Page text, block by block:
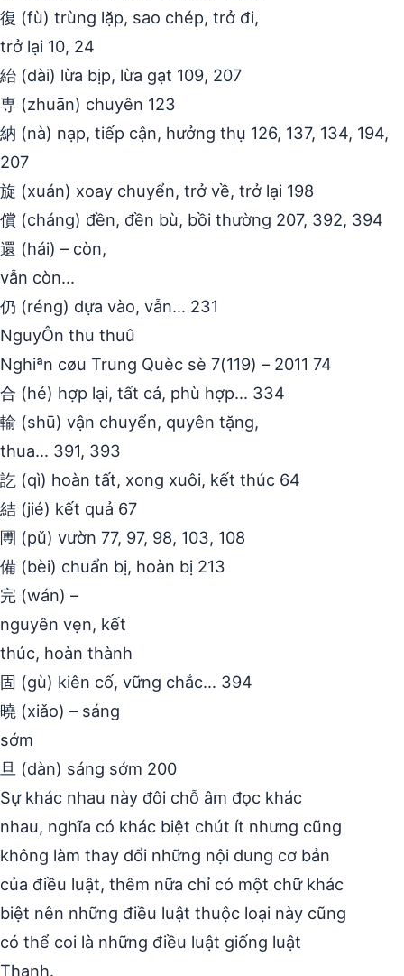
復 (fù) trùng lặp, sao chép, trở đi,
trở lại 10, 24
紿 (dài) lừa bịp, lừa gạt 109, 207
専 (zhuān) chuyên 123
納 (nà) nạp, tiếp cận, hưởng thụ 126, 137, 134, 194,
207
旋 (xuán) xoay chuyển, trở về, trở lại 198
償 (cháng) đền, đền bù, bồi thường 207, 392, 394
還 (hái) – còn,
vẫn còn…
仍 (réng) dựa vào, vẫn… 231
NguyÔn thu thuû
Nghiªn cøu Trung Quèc sè 7(119) – 2011 74
合 (hé) hợp lại, tất cả, phù hợp… 334
輸 (shū) vận chuyển, quyên tặng,
thua… 391, 393
訖 (qì) hoàn tất, xong xuôi, kết thúc 64
結 (jié) kết quả 67
圑 (pǔ) vườn 77, 97, 98, 103, 108
備 (bèi) chuẩn bị, hoàn bị 213
完 (wán) –
nguyên vẹn, kết
thúc, hoàn thành
固 (gù) kiên cố, vững chắc… 394
曉 (xiǎo) – sáng
sớm
旦 (dàn) sáng sớm 200
Sự khác nhau này đôi chỗ âm đọc khác
nhau, nghĩa có khác biệt chút ít nhưng cũng
không làm thay đổi những nội dung cơ bản
của điều luật, thêm nữa chỉ có một chữ khác
biệt nên những điều luật thuộc loại này cũng
có thể coi là những điều luật giống luật
Thanh.